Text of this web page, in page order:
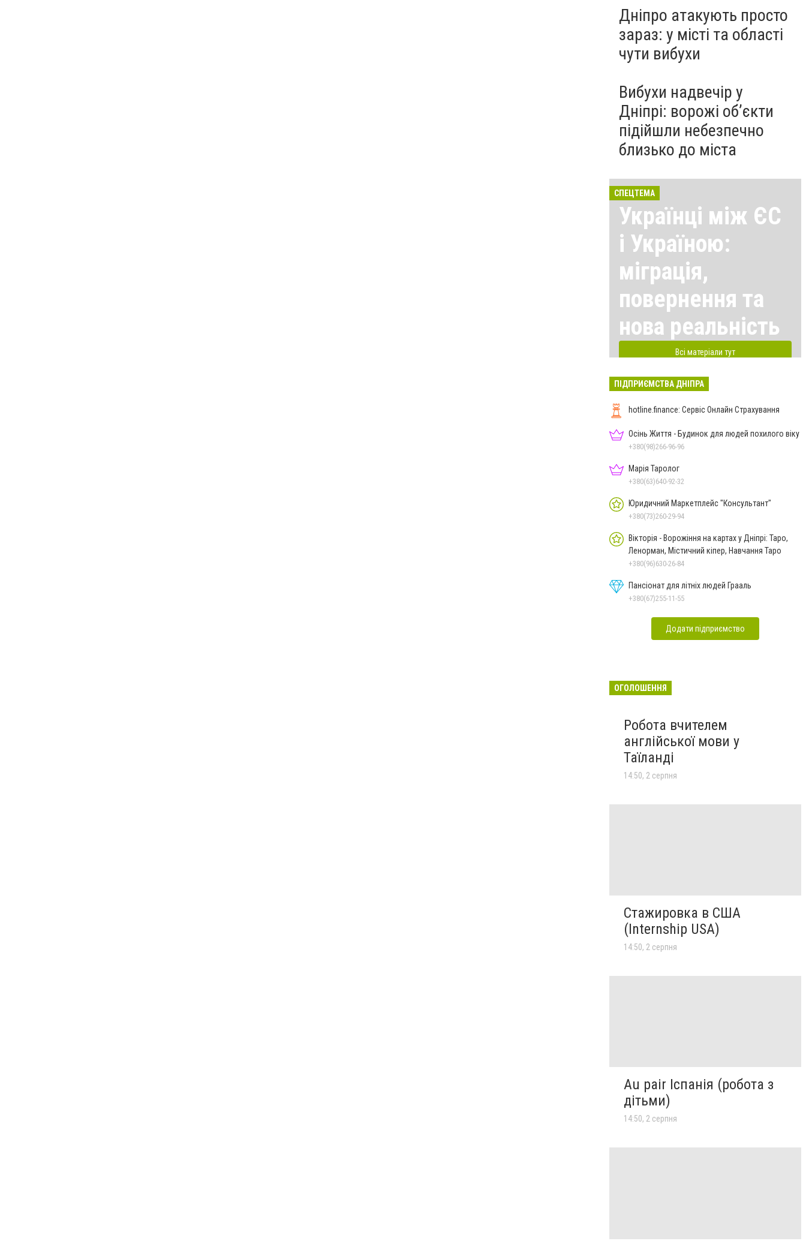
Дніпро атакують просто
зараз: у місті та області
чути вибухи
Вибухи надвечір у
Дніпрі: ворожі об’єкти
підійшли небезпечно
близько до міста
СПЕЦТЕМА
Українці між ЄС
і Україною:
міграція,
повернення та
нова реальність
Всі матеріали тут
ПІДПРИЄМСТВА ДНІПРА
hotline.finance: Сервіс Онлайн Страхування
Осінь Життя - Будинок для людей похилого віку
+380(98)266-96-96
Марія Таролог
+380(63)640-92-32
Юридичний Маркетплейс "Консультант"
+380(73)260-29-94
Вікторія - Ворожіння на картах у Дніпрі: Таро,
Ленорман, Містичний кіпер, Навчання Таро
+380(96)630-26-84
Пансіонат для літніх людей Грааль
+380(67)255-11-55
Додати підприємство
ОГОЛОШЕННЯ
Робота вчителем
англійської мови у
Таїланді
14:50, 2 серпня
Стажировка в США
(Internship USA)
14:50, 2 серпня
Au pair Іспанія (робота з
дітьми)
14:50, 2 серпня